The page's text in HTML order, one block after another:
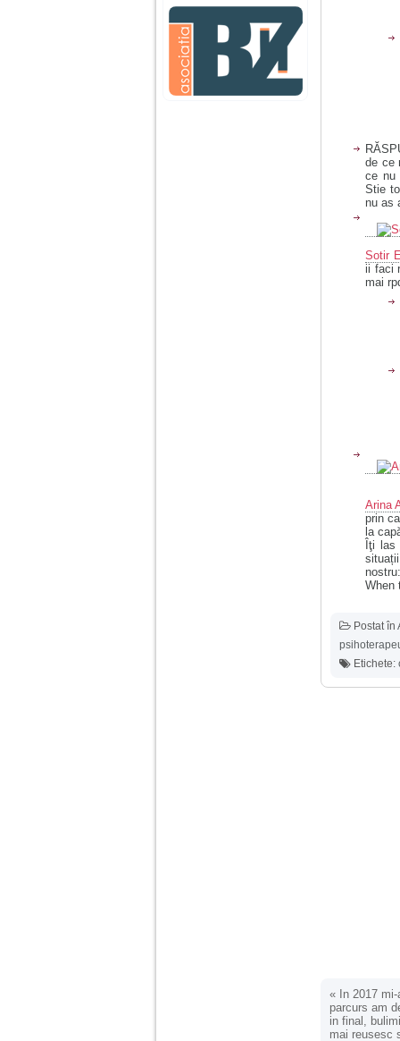
agresiva, orice
greseala era taxata cu
o palma sau pedepse.
De 4 ani am o relatie
serioasa cu un barbat
de ce
ce nu
Stie
nu as
Sotir
ii faci
mai
Arina
prin
la
Îţi
nostru:
When
Postat în
Etichete:
« In 2017
parcurs am
in final,
mai reusesc